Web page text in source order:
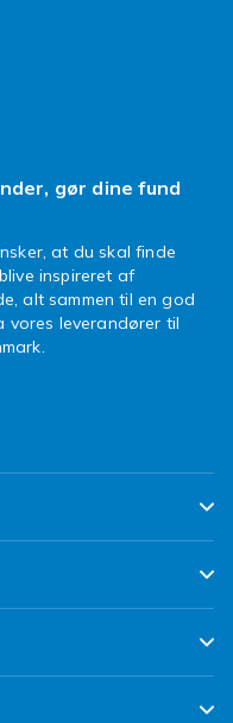
farven og
gør dine fund
at du skal finde
inspireret af
alt sammen til en god
vores leverandører til